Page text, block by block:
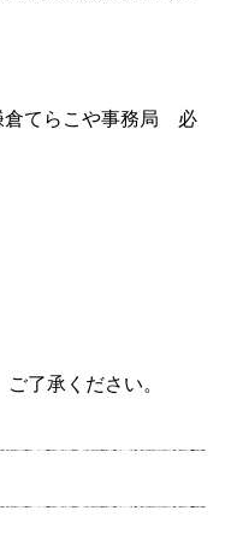
てらこや事務局 必
了承ください。